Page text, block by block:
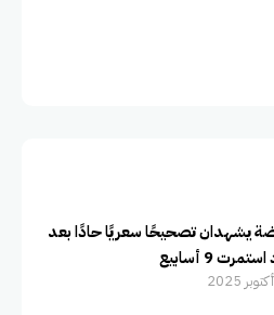
يشهدان تصحيحًا سعريًا حادًا بعد
9 أسابيع